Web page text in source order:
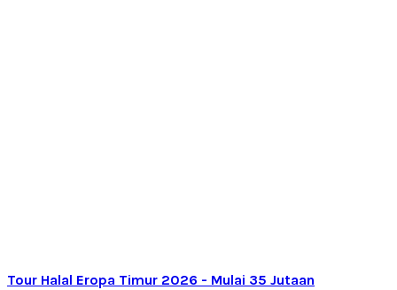
Tour Halal Eropa Timur 2026 - Mulai 35 Jutaan